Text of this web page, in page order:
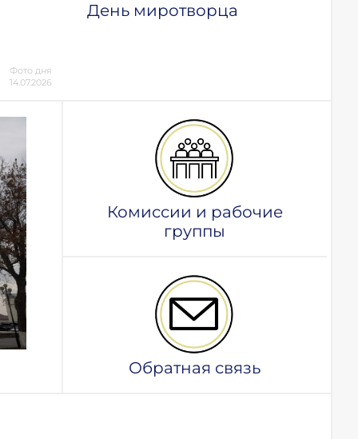
День миротворца
Фото дня
14.07.2026
Комиссии и рабочие
группы
Обратная связь